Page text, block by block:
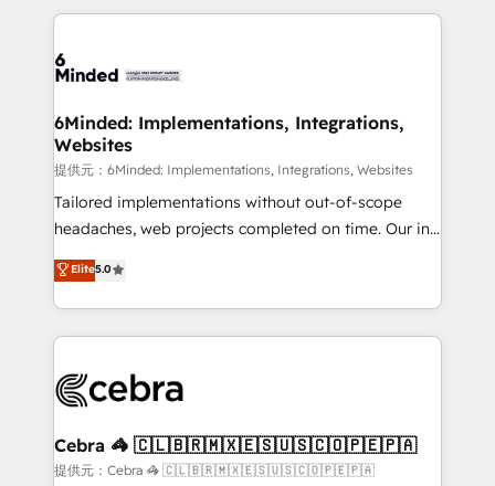
Our Expertise 🔹 Onboarding & Implementation:
tailored to your GTM motion. 🔹 Migrations:
from other CRMs to HubSpot without data loss or
downtime. 🔹 RevOps Strategy: Align teams,
processes, and data to drive revenue efficiency. 🔹
Integrations: Connect HubSpot with your tech stack
for better adoption. 🔹 Custom Solutions: Build
SOC 2 Type II and ISO 27001 certified, reinforcing
our commitment to data security and compliance. At
6Minded: Implementations, Integrations,
Websites
提供元：6Minded: Implementations, Integrations, Websites
Tailored implementations without out-of-scope
headaches, web projects completed on time. Our in-
house team of certified CRM architects, experts,
developers, designers, and marketers handles all
aspects of your HubSpot. ✨ 400+ global clients ✨
100+ seamless migrations from 15+ different CRMs
implementations, and 5,000+ pages ✨ CS: Clients
CS: 245% organic growth & +751% new visitors for a
full-funnel HubSpot project ✨ CS: 415% conversion
Elite5.0
Cebra 🦓 🇨🇱🇧🇷🇲🇽🇪🇸🇺🇸🇨🇴🇵🇪🇵🇦
提供元：Cebra 🦓 🇨🇱🇧🇷🇲🇽🇪🇸🇺🇸🇨🇴🇵🇪🇵🇦